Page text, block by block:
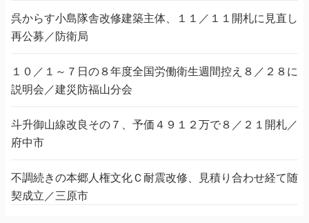
呉からす小島隊舎改修建築主体、１１／１１開札に見直し
再公募／防衛局
１０／１～７日の８年度全国労働衛生週間控え８／２８に
説明会／建災防福山分会
斗升御山線改良その７、予価４９１２万で８／２１開札／
府中市
不調続きの本郷人権文化Ｃ耐震改修、見積り合わせ経て随
契成立／三原市